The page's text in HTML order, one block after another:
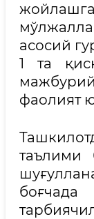
асосий
1 та
мажбурий
фаолият
таълими